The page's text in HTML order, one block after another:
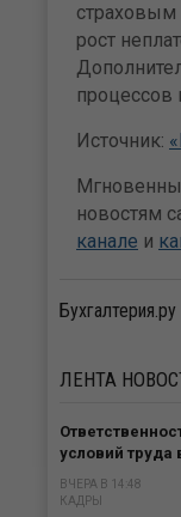
страховым
рост
Источник:
новостям
канале и
Бухгалтерия.ру
ЛЕНТА
условий труда
ВЧЕРА В 14:48
КАДРЫ